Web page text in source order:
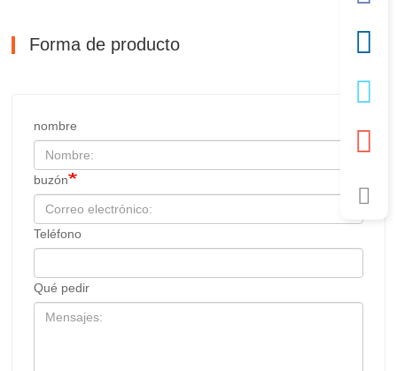
Forma de producto
nombre
buzón
Teléfono
Qué pedir